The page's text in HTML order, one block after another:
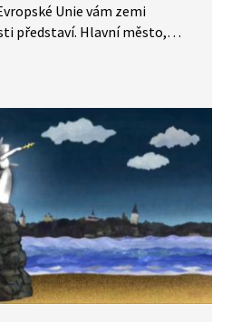
Unie vám zemi
představí. Hlavní město,
věřící ke kapli dokonce
je mnoho jezer, nachází se
místní si nejvíc pochutnávají